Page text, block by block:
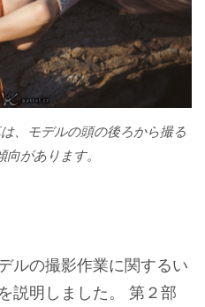
、モデルの頭の後ろから撮る
向があります。
ルの撮影作業に関するい
説明しました。 第２部